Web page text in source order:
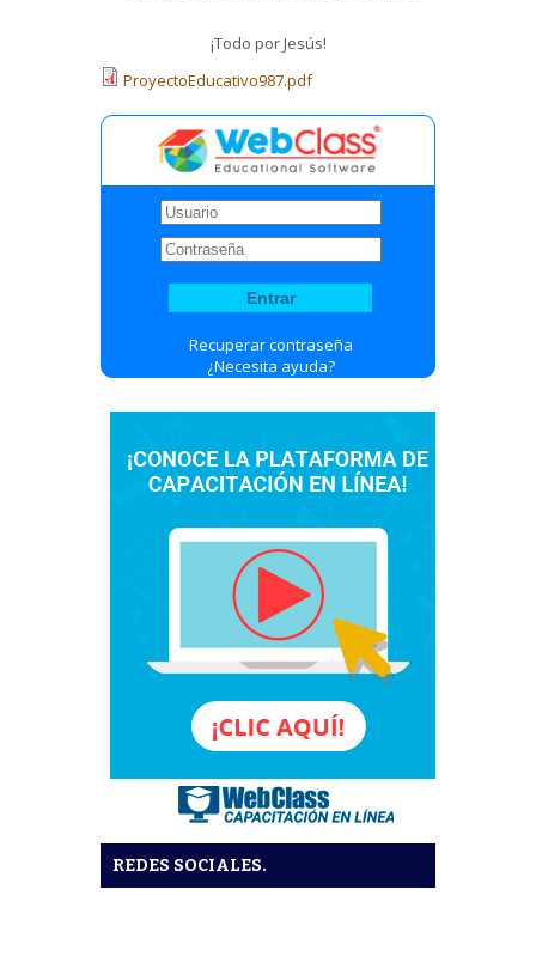
¡Todo por Jesús!
ProyectoEducativo987.pdf
Recuperar contraseña
¿Necesita ayuda?
REDES SOCIALES.